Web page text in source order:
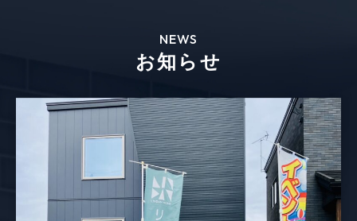
NEWS
お知らせ